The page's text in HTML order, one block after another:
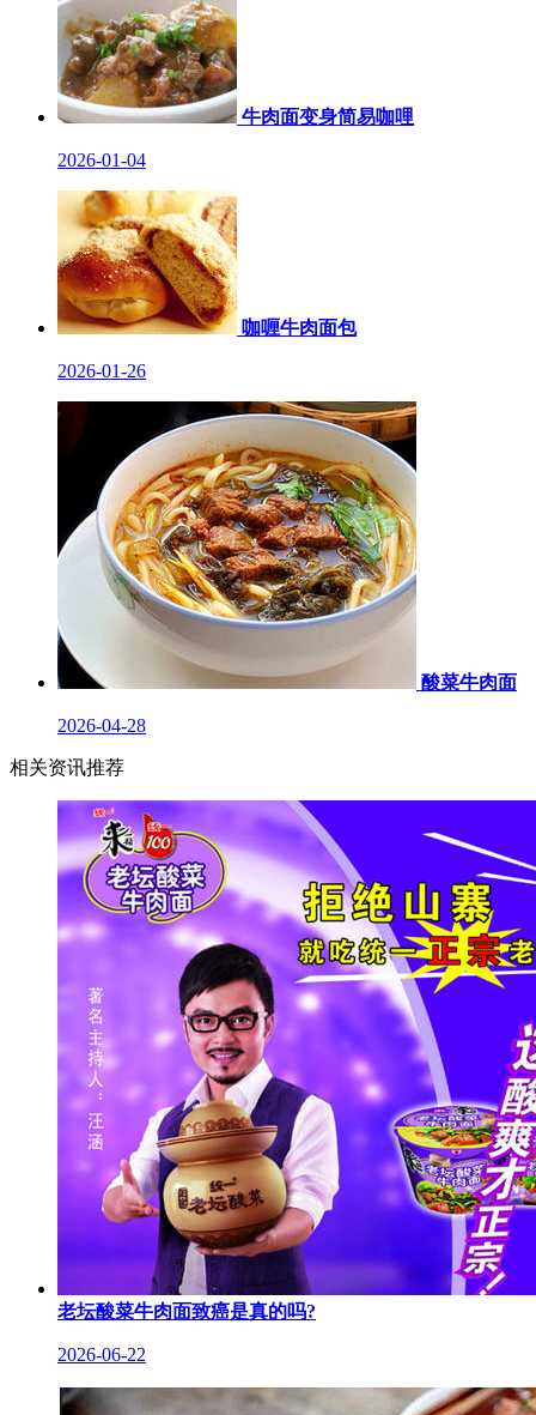
牛肉面变身简易咖哩
2026-01-04
咖喱牛肉面包
2026-01-26
酸菜牛肉面
2026-04-28
相关资讯推荐
老坛酸菜牛肉面致癌是真的吗?
2026-06-22